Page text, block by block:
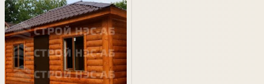
драгоценное время на то, чтобы
возводить своими руками не пойми
что. Доверьтесь профессионалам
из компании СТРОЙ НЭСАБ-н - и
Вы не разочаруетесь!